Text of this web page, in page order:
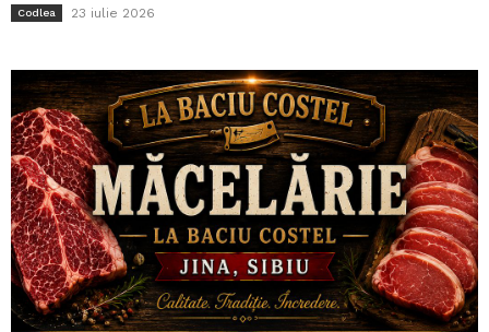
Codlea 23 iulie 2026